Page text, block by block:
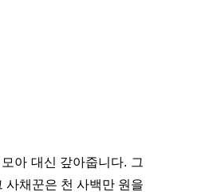
아 대신 갚아줍니다. 그
사채꾼은 천 사백만 원을